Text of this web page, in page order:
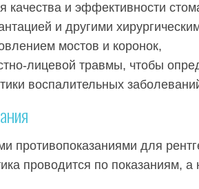
качества и эффективности
и другими
мостов и коронок,
лицевой травмы, чтобы
воспалительных
противопоказаниями для
проводится по показаниям,